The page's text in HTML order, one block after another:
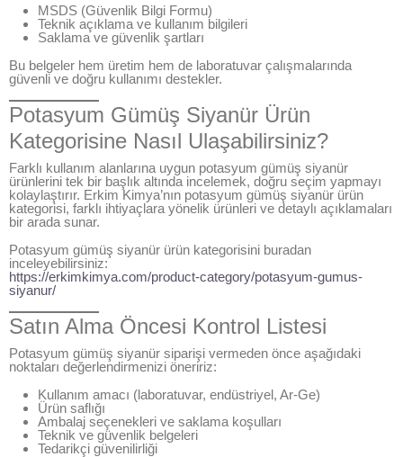
MSDS (Güvenlik Bilgi Formu)
Teknik açıklama ve kullanım bilgileri
Saklama ve güvenlik şartları
Bu belgeler hem üretim hem de laboratuvar çalışmalarında
güvenli ve doğru kullanımı destekler.
Potasyum Gümüş Siyanür Ürün
Kategorisine Nasıl Ulaşabilirsiniz?
Farklı kullanım alanlarına uygun potasyum gümüş siyanür
ürünlerini tek bir başlık altında incelemek, doğru seçim yapmayı
kolaylaştırır. Erkim Kimya’nın potasyum gümüş siyanür ürün
kategorisi, farklı ihtiyaçlara yönelik ürünleri ve detaylı açıklamaları
bir arada sunar.
Potasyum gümüş siyanür ürün kategorisini buradan
inceleyebilirsiniz:
https://erkimkimya.com/product-category/potasyum-gumus-
siyanur/
Satın Alma Öncesi Kontrol Listesi
Potasyum gümüş siyanür siparişi vermeden önce aşağıdaki
noktaları değerlendirmenizi öneririz:
Kullanım amacı (laboratuvar, endüstriyel, Ar-Ge)
Ürün saflığı
Ambalaj seçenekleri ve saklama koşulları
Teknik ve güvenlik belgeleri
Tedarikçi güvenilirliği